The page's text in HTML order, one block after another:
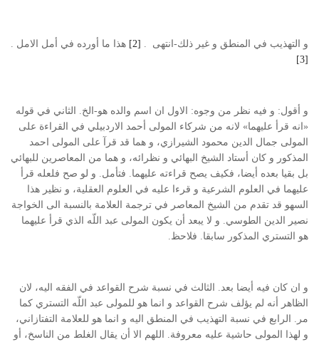
و التهذيب في المنطق و غير ذلك-انتهى . [2]
هذا ما أورده في أمل الامل .
[3]
و أقول: و فيه نظر من وجوه: الاول ان اسم والده هو-الخ. الثاني في قوله
«انه قرأ عليهما» لانه من شركاء المولى أحمد الاردبيلي في القراءة على
المولى جمال الدين محمود الشيرازي، و هما قد قرآ على المولى احمد
المذكور و كان أستاد الشيخ البهائي و نظرائه، و هما من المعاصرين للبهائي
بل بقيا بعده أيضا، فكيف يصح قراءته عليهما. فتأمل. و لو صح فلعله قرأ
عليهما في العلوم الشرعية و قرءا عليه في العلوم العقلية، و نظير هذا
السهو قد تقدم من الشيخ المعاصر في ترجمة العلامة بالنسبة الى الخواجة
نصير الدين الطوسي. و لا يبعد أن يكون المولى عبد اللّه الذي قرأ عليهما
هو التستري المذكور سابقا. فلاحظ.
و ان كان فيه أيضا بعد. الثالث في نسبة شرح القواعد في الفقه اليه، لان
الظاهر أنه لم يؤلف شرح القواعد و انما هو للمولى عبد اللّه التستري كما
مر. الرابع في نسبة التهذيب في المنطق اليه و انما هو للعلامة التفتازاني،
و لهذا المولى حاشية عليه معروفة. اللهم الا أن يقال الغلط من الناسخ، أو